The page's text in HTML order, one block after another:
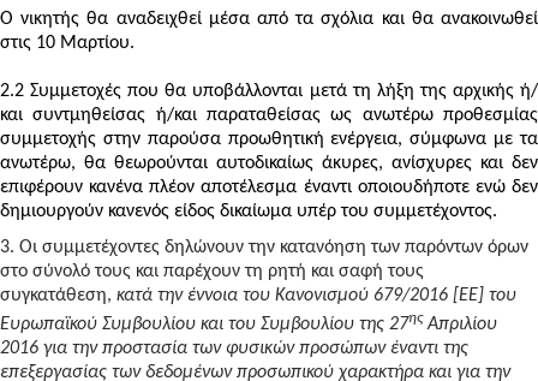
Ο νικητής θα αναδειχθεί μέσα από τα σχόλια και θα ανακοινωθεί
στις 10 Μαρτίου.
2.2 Συμμετοχές που θα υποβάλλονται μετά τη λήξη της αρχικής ή/
και συντμηθείσας ή/και παραταθείσας ως ανωτέρω προθεσμίας
συμμετοχής στην παρούσα προωθητική ενέργεια, σύμφωνα με τα
ανωτέρω, θα θεωρούνται αυτοδικαίως άκυρες, ανίσχυρες και δεν
επιφέρουν κανένα πλέον αποτέλεσμα έναντι οποιουδήποτε ενώ δεν
δημιουργούν κανενός είδος δικαίωμα υπέρ του συμμετέχοντος.
3. Οι συμμετέχοντες δηλώνουν την κατανόηση των παρόντων όρων
στο σύνολό τους και παρέχουν τη ρητή και σαφή τους
συγκατάθεση, κατά την έννοια του Κανονισμού 679/2016 [ΕΕ] του
Ευρωπαϊκού Συμβουλίου και του Συμβουλίου της 27ης Απριλίου
2016 για την προστασία των φυσικών προσώπων έναντι της
επεξεργασίας των δεδομένων προσωπικού χαρακτήρα και για την